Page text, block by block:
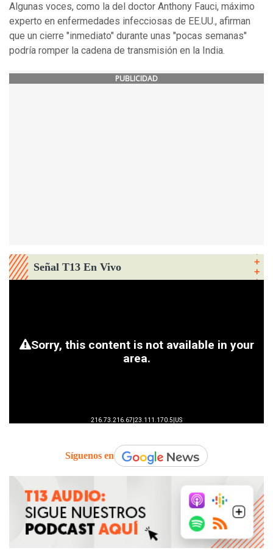
Algunas voces, como la del doctor Anthony Fauci, máximo
experto en enfermedades infecciosas de EE.UU., afirman
que un cierre "inmediato" durante unas "pocas semanas"
podría romper la cadena de transmisión en la India.
PUBLICIDAD
Señal T13 En Vivo
Síguenos en